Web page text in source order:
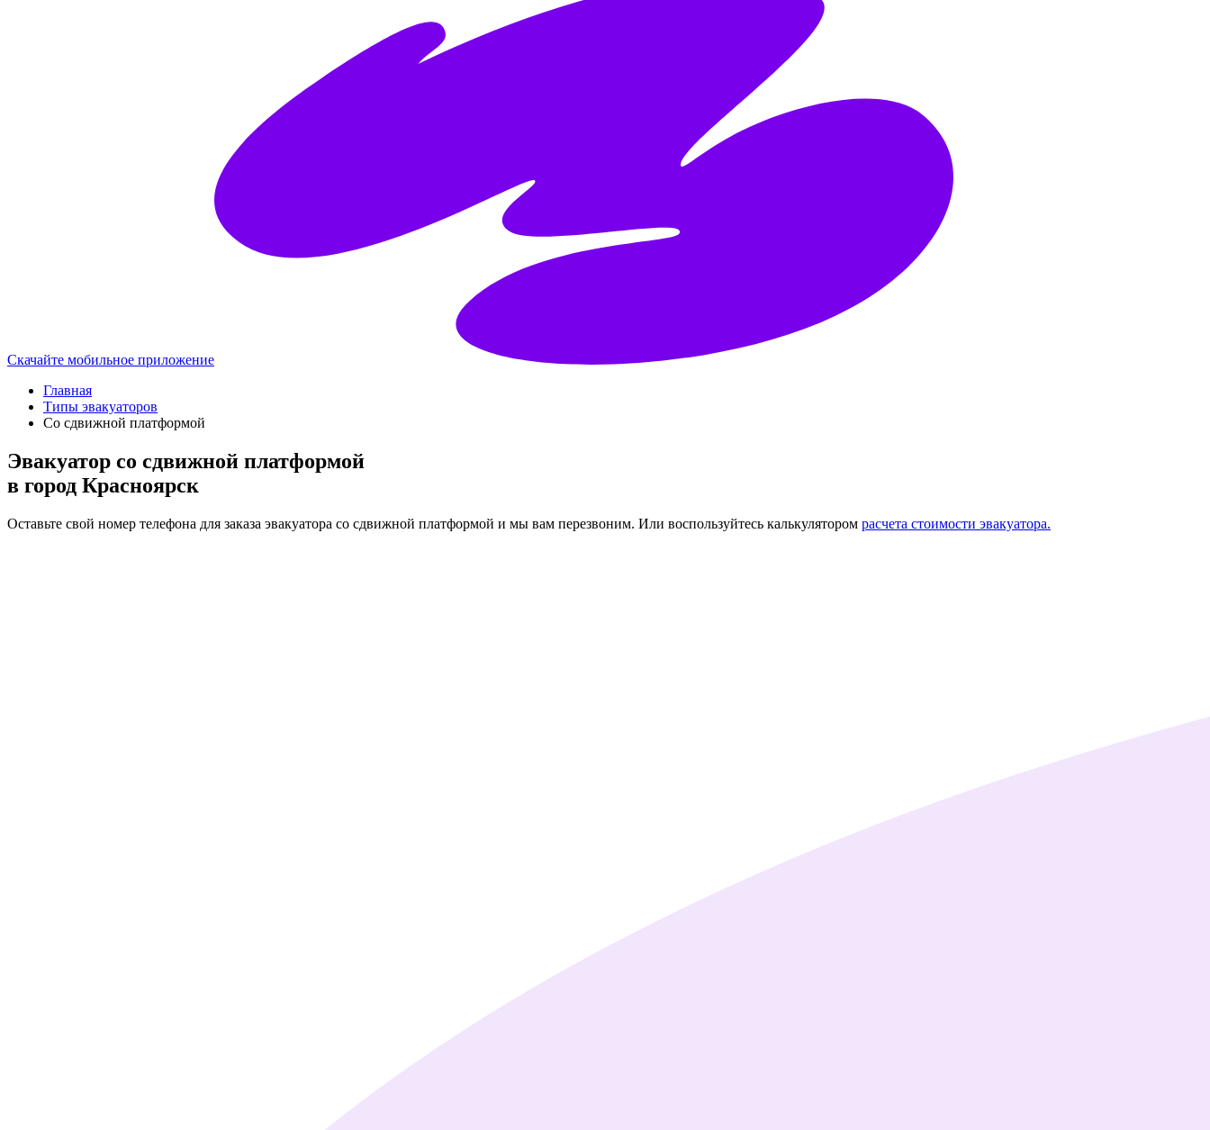
Скачайте мобильное приложение
Главная
Типы эвакуаторов
Со сдвижной платформой
Эвакуатор со сдвижной платформой
в город Красноярск
Оставьте свой номер телефона для заказа эвакуатора со сдвижной платформой и мы вам перезвоним. Или воспользуйтесь калькулятором расчета стоимости эвакуатора.